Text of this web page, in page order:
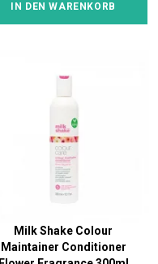
IN DEN WARENKORB
Milk Shake Colour
Maintainer Conditioner